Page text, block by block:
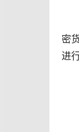
密
进